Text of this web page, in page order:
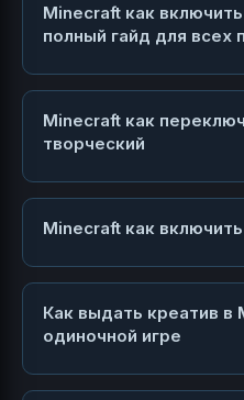
Minecraft как
полный гайд для всех
Minecraft как
творческий
Minecraft как
Как выдать креатив в
одиночной игре